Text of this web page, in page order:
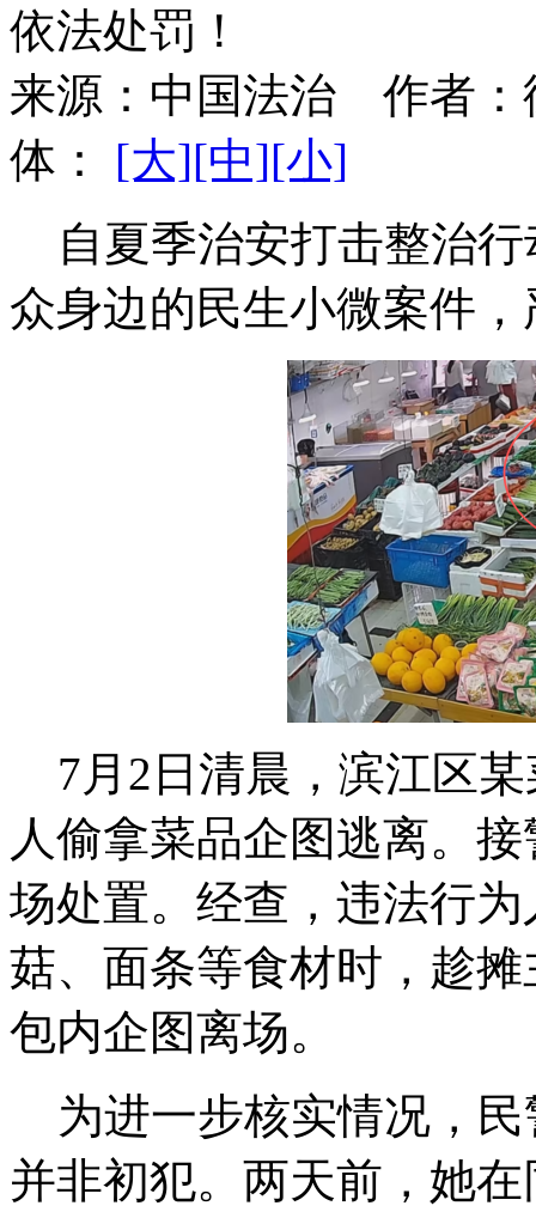
依法处罚！
来源： 中国法治 作者：
体： [大][中][小]
自夏季治安打击整治行
众身边的民生小微案件
7月2日清晨，滨江区
人偷拿菜品企图逃离。
场处置。经查，违法行
菇、面条等食材时，趁
包内企图离场。
为进一步核实情况，民
并非初犯。两天前，她